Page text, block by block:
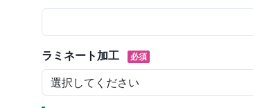
ラミネート加工 必須